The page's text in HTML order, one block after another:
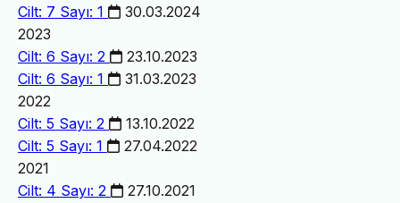
Cilt: 7 Sayı: 1
30.03.2024
2023
Cilt: 6 Sayı: 2
23.10.2023
Cilt: 6 Sayı: 1
31.03.2023
2022
Cilt: 5 Sayı: 2
13.10.2022
Cilt: 5 Sayı: 1
27.04.2022
2021
Cilt: 4 Sayı: 2
27.10.2021